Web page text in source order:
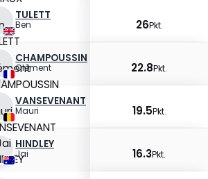
TULETT
Ben 26Pkt.
CHAMPOUSSIN
Clément 22.8Pkt.
VANSEVENANT
Mauri 19.5Pkt.
HINDLEY
Jai 16.3Pkt.